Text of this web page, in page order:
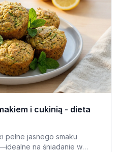
i cukinią - dieta
pełne jasnego smaku
na śniadanie w